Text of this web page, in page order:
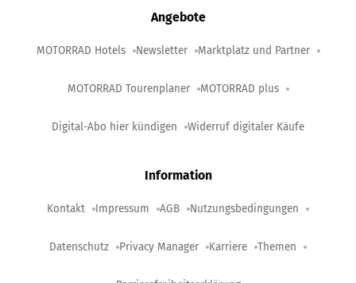
Angebote
MOTORRAD Hotels Newsletter Marktplatz und Partner
MOTORRAD Tourenplaner MOTORRAD plus
Digital-Abo hier kündigen Widerruf digitaler Käufe
Information
Kontakt Impressum AGB Nutzungsbedingungen
Datenschutz Privacy Manager Karriere Themen